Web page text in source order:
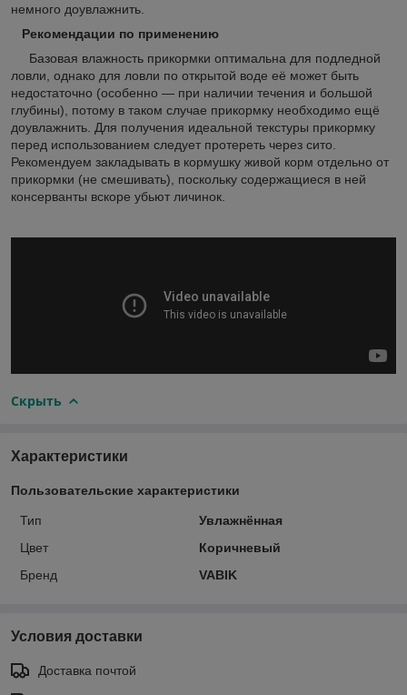
немного доувлажнить.
Рекомендации по применению
Базовая влажность прикормки оптимальна для подледной
ловли, однако для ловли по открытой воде её может быть
недостаточно (особенно — при наличии течения и большой
глубины), потому в таком случае прикормку необходимо ещё
доувлажнить. Для получения идеальной текстуры прикормку
перед использованием следует протереть через сито.
Рекомендуем закладывать в кормушку живой корм отдельно от
прикормки (не смешивать), поскольку содержащиеся в ней
консерванты вскоре убьют личинок.
Скрыть
Характеристики
Пользовательские характеристики
Тип
Увлажнённая
Цвет
Коричневый
Бренд
VABIK
Условия доставки
Доставка почтой